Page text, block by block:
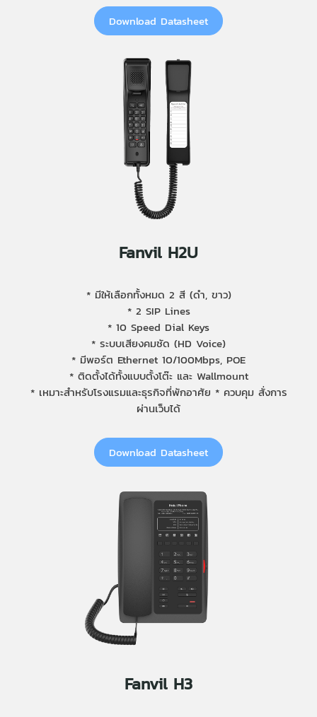
Download Datasheet
Fanvil H2U
* มีให้เลือกทั้งหมด 2 สี (ดำ, ขาว)
* 2 SIP Lines
* 10 Speed Dial Keys
* ระบบเสียงคมชัด (HD Voice)
* มีพอร์ต Ethernet 10/100Mbps, POE
* ติดตั้งได้ทั้งแบบตั้งโต๊ะ และ Wallmount
* เหมาะสำหรับโรงแรมและธุรกิจที่พักอาศัย * ควบคุม สั่งการ
ผ่านเว็บได้
Download Datasheet
Fanvil H3